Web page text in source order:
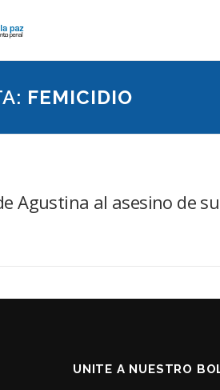
FEMICIDIO
Agustina al asesino de
UNITE A NUESTRO